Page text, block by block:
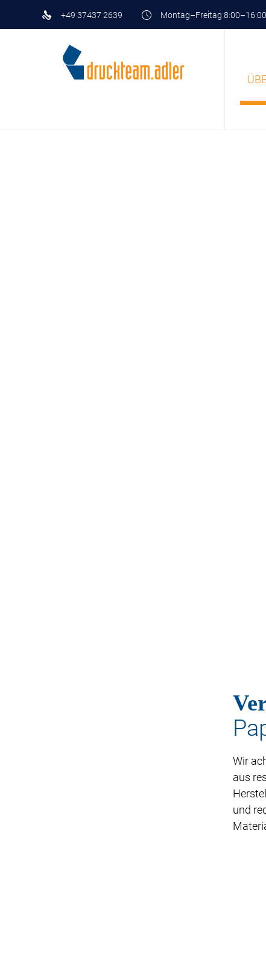
+49 37437 2639 Montag–Freitag 8:00–16:00
Wir
aus
und